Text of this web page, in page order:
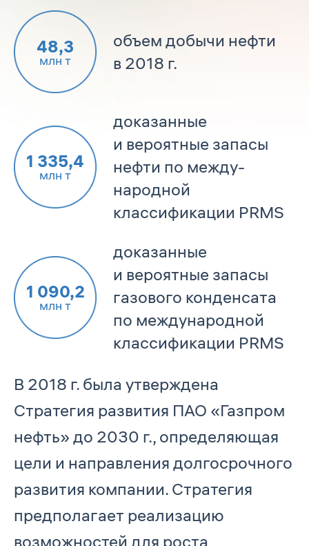
48,3
млн т
объем добычи нефти
в 2018 г.
1 335,4
млн т
доказанные
и вероятные запасы
нефти по между­
народной
классификации PRMS
1 090,2
млн т
доказанные
и вероятные запасы
газового конденсата
по между­народной
классификации PRMS
В 2018 г. была утверждена
Стратегия развития ПАО «Газпром
нефть» до 2030 г., определяющая
цели и направления долгосрочного
развития компании. Стратегия
предполагает реализацию
возможностей для роста